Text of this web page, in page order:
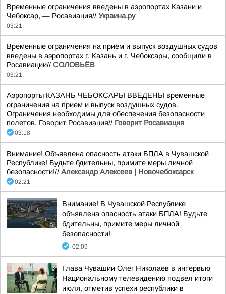
Временные ограничения введены в аэропортах Казани и
Чебоксар, — Росавиация// Украина.ру
03:21
Временные ограничения на приём и выпуск воздушных судов
введены в аэропортах г. Казань и г. Чебоксары, сообщили в
Росавиации// СОЛОВЬЁВ
03:21
Аэропорты КАЗАНЬ ЧЕБОКСАРЫ ВВЕДЕНЫ временные
ограничения на прием и выпуск воздушных судов.
Ограничения необходимы для обеспечения безопасности
полетов. Говорит Росавиация// Говорит Росавиация
03:18
Внимание! Объявлена опасность атаки БПЛА в Чувашской
Республике! Будьте бдительны, примите меры личной
безопасности!// Александр Алексеев | Новочебоксарск
02:21
Внимание! В Чувашской Республике
объявлена опасность атаки БПЛА! Будьте
бдительны, примите меры личной
безопасности!
02:09
Глава Чувашии Олег Николаев в интервью
Национальному телевидению подвел итоги
июля, отметив успехи республики в